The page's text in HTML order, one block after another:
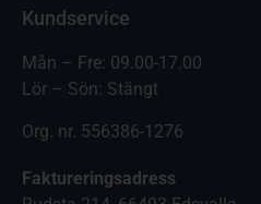
Kundservice
Mån – Fre: 09.00-17.00
Lör – Sön: Stängt
Org. nr. 556386-1276
Faktureringsadress